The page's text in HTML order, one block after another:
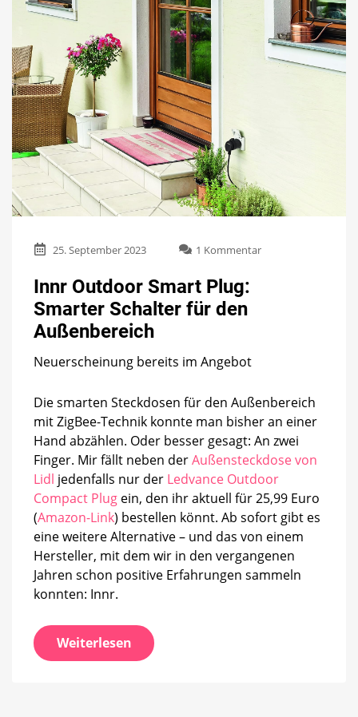
25. September 2023 1 Kommentarzu
Innr Outdoor Smart Plug:
Smarter Schalter für den
Außenbereich
Neuerscheinung bereits im Angebot
Die smarten Steckdosen für den Außenbereich
mit ZigBee-Technik konnte man bisher an einer
Hand abzählen. Oder besser gesagt: An zwei
Finger. Mir fällt neben derAußensteckdose von
Lidl jedenfalls nur der Ledvance Outdoor
Compact Plug ein, den ihr aktuell für 25,99 Euro
(Amazon-Link) bestellen könnt. Ab sofort gibt es
eine weitere Alternative – und das von einem
Hersteller, mit dem wir in den vergangenen
Jahren schon positive Erfahrungen sammeln
konnten: Innr.
Weiterlesen